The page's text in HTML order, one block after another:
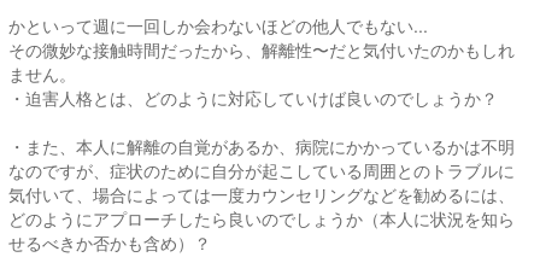
かといって週に一回しか会わないほどの他人でもない...
その微妙な接触時間だったから、解離性〜だと気付いたのかもしれ
ません。
・迫害人格とは、どのように対応していけば良いのでしょうか？
・また、本人に解離の自覚があるか、病院にかかっているかは不明
なのですが、症状のために自分が起こしている周囲とのトラブルに
気付いて、場合によっては一度カウンセリングなどを勧めるには、
どのようにアプローチしたら良いのでしょうか（本人に状況を知ら
せるべきか否かも含め）？